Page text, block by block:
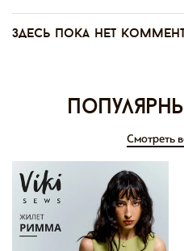
Здесь пока нет
Смотреть